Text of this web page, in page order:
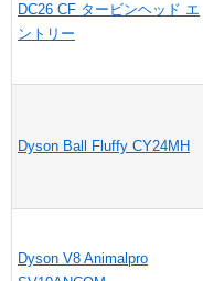
DC26 CF タービンヘッド エ
ントリー
Dyson Ball Fluffy CY24MH
Dyson V8 Animalpro